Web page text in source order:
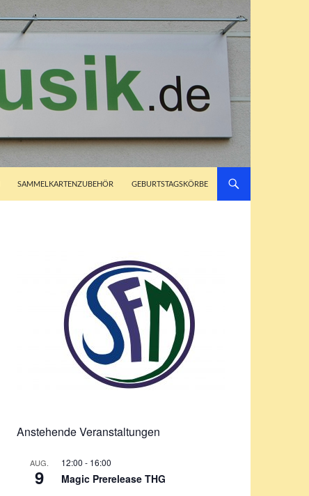
SAMMELKARTENZUBEHÖR GEBURTSTAGSKÖRBE
Anstehende Veranstaltungen
AUG.
9
12:00 - 16:00
Magic Prerelease THG